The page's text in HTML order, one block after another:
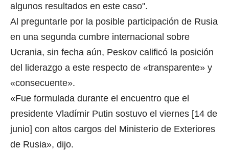
algunos resultados en este caso".
Al preguntarle por la posible participación de Rusia
en una segunda cumbre internacional sobre
Ucrania, sin fecha aún, Peskov calificó la posición
del liderazgo a este respecto de «transparente» y
«consecuente».
«Fue formulada durante el encuentro que el
presidente Vladímir Putin sostuvo el viernes [14 de
junio] con altos cargos del Ministerio de Exteriores
de Rusia», dijo.